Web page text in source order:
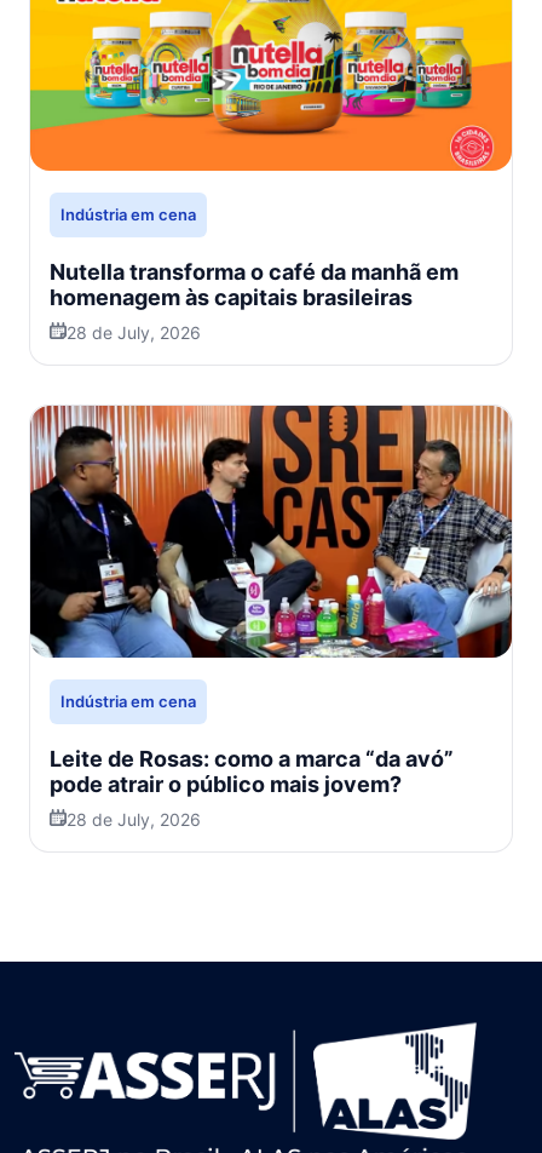
Indústria em cena
Nutella transforma o café da manhã em
homenagem às capitais brasileiras
28 de July, 2026
Indústria em cena
Leite de Rosas: como a marca “da avó”
pode atrair o público mais jovem?
28 de July, 2026